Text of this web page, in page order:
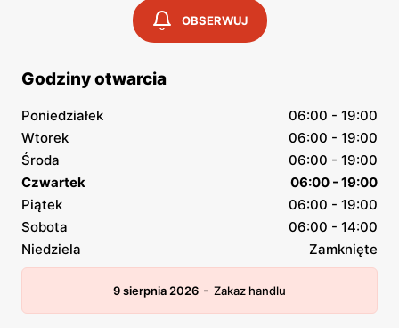
OBSERWUJ
Godziny otwarcia
Poniedziałek
06:00 - 19:00
Wtorek
06:00 - 19:00
Środa
06:00 - 19:00
Czwartek
06:00 - 19:00
Piątek
06:00 - 19:00
Sobota
06:00 - 14:00
Niedziela
Zamknięte
9 sierpnia 2026 - Zakaz handlu